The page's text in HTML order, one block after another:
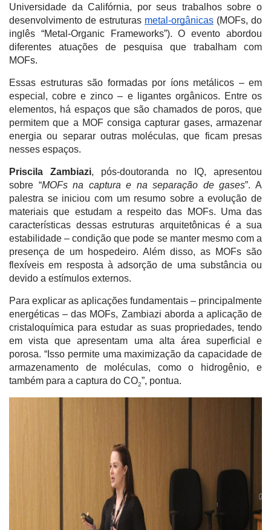
Universidade da Califórnia, por seus trabalhos sobre o
desenvolvimento de estruturas metal-orgânicas (MOFs, do
inglês “Metal-Organic Frameworks”). O evento abordou
diferentes atuações de pesquisa que trabalham com
MOFs.
Essas estruturas são formadas por íons metálicos – em
especial, cobre e zinco – e ligantes orgânicos. Entre os
elementos, há espaços que são chamados de poros, que
permitem que a MOF consiga capturar gases, armazenar
energia ou separar outras moléculas, que ficam presas
nesses espaços.
Priscila Zambiazi, pós-doutoranda no IQ, apresentou
sobre “MOFs na captura e na separação de gases”. A
palestra se iniciou com um resumo sobre a evolução de
materiais que estudam a respeito das MOFs. Uma das
características dessas estruturas arquitetônicas é a sua
estabilidade – condição que pode se manter mesmo com a
presença de um hospedeiro. Além disso, as MOFs são
flexíveis em resposta à adsorção de uma substância ou
devido a estímulos externos.
Para explicar as aplicações fundamentais – principalmente
energéticas – das MOFs, Zambiazi aborda a aplicação de
cristaloquímica para estudar as suas propriedades, tendo
em vista que apresentam uma alta área superficial e
porosa. “Isso permite uma maximização da capacidade de
armazenamento de moléculas, como o hidrogênio, e
também para a captura do CO2”, pontua.